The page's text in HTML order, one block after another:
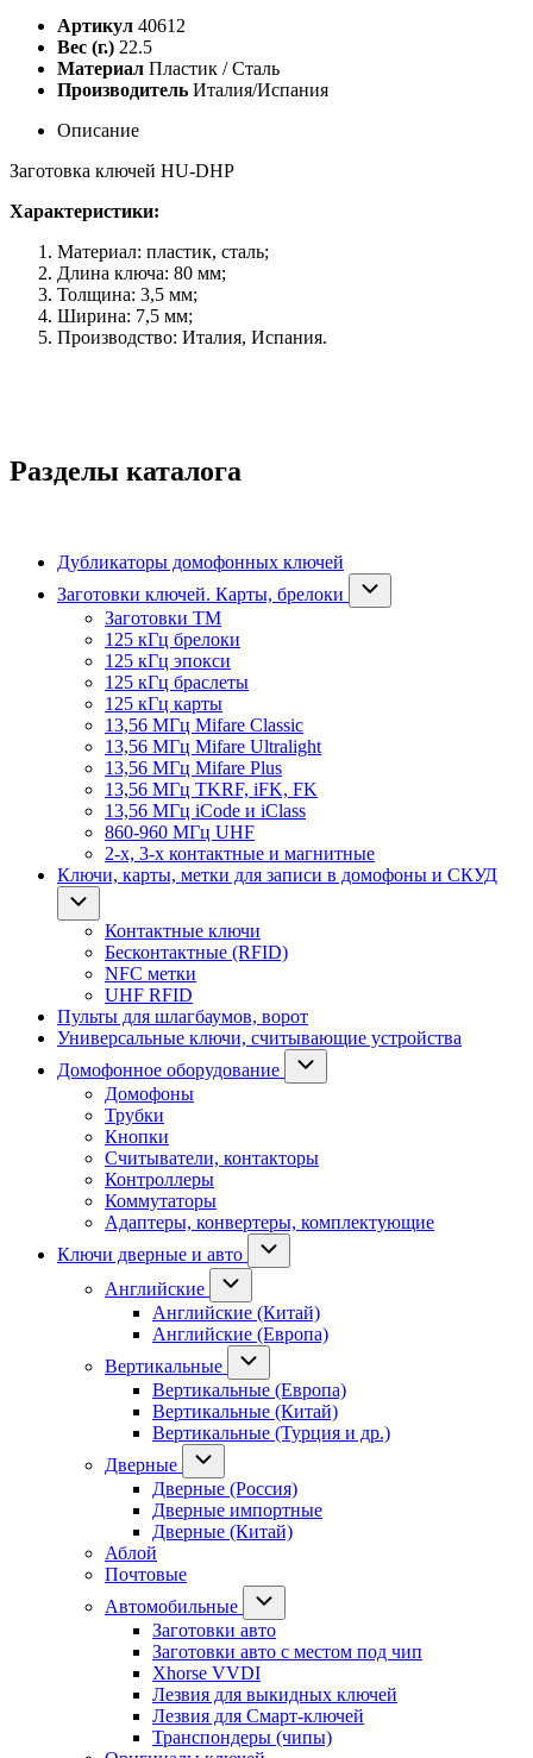
Артикул 40612
Вес (г.) 22.5
Материал Пластик / Сталь
Производитель Италия/Испания
Описание
Заготовка ключей HU-DHP
Характеристики:
Материал: пластик, сталь;
Длина ключа: 80 мм;
Толщина: 3,5 мм;
Ширина: 7,5 мм;
Производство: Италия, Испания.
Разделы каталога
Дубликаторы домофонных ключей
Заготовки ключей. Карты, брелоки
Заготовки ТМ
125 кГц брелоки
125 кГц эпокси
125 кГц браслеты
125 кГц карты
13,56 МГц Mifare Classic
13,56 МГц Mifare Ultralight
13,56 МГц Mifare Plus
13,56 МГц TKRF, iFK, FK
13,56 МГц iCode и iClass
860-960 МГц UHF
2-х, 3-х контактные и магнитные
Ключи, карты, метки для записи в домофоны и СКУД
Контактные ключи
Бесконтактные (RFID)
NFC метки
UHF RFID
Пульты для шлагбаумов, ворот
Универсальные ключи, считывающие устройства
Домофонное оборудование
Домофоны
Трубки
Кнопки
Считыватели, контакторы
Контроллеры
Коммутаторы
Адаптеры, конвертеры, комплектующие
Ключи дверные и авто
Английские
Английские (Китай)
Английские (Европа)
Вертикальные
Вертикальные (Европа)
Вертикальные (Китай)
Вертикальные (Турция и др.)
Дверные
Дверные (Россия)
Дверные импортные
Дверные (Китай)
Аблой
Почтовые
Автомобильные
Заготовки авто
Заготовки авто с местом под чип
Xhorse VVDI
Лезвия для выкидных ключей
Лезвия для Смарт-ключей
Транспондеры (чипы)